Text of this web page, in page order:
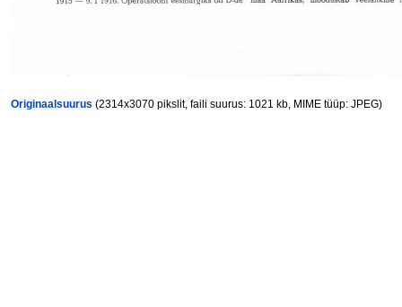
Originaalsuurus (2314x3070 pikslit, faili suurus: 1021 kb, MIME tüüp: JPEG)